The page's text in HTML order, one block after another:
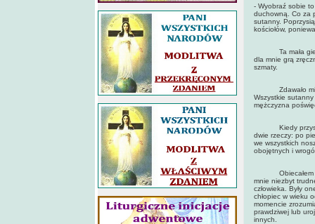
- Wyobraź sobie
duchowną. Co za
sutanny.
kościołów,
Ta mała gierka
dla mnie grą
szmaty.
Zdawało mi
Wszystkie
mężczyzna
Kiedy
dwie rzeczy: po
we wszystkich
obojętnych i
Obiecałem
mnie niezbyt
człowieka. Były
chłopiec w wieku
momencie
prawdziwej lub
innych.